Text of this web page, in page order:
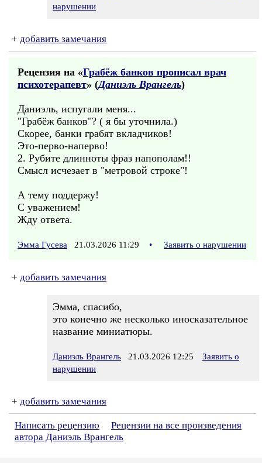
нарушении
+ добавить замечания
Рецензия на «Грабёж банков прописал врач
психотерапевт» (Даниэль Врангель)
Даниэль, испугали меня...
"Грабёж банков"? ( я бы уточнила.)
Скорее, банки грабят вкладчиков!
Это-перво-наперво!
2. Рубите длинноты фраз напополам!!
Смысл исчезает в "метровой строке"!
А тему поддержу!
С уважением!
Жду ответа.
Эмма Гусева 21.03.2026 11:29 • Заявить о нарушении
+ добавить замечания
Эмма, спасибо,
это конечно же несколько иносказательное
название миниатюры.
Даниэль Врангель 21.03.2026 12:25
Заявить о
нарушении
+ добавить замечания
Написать рецензию
Рецензии на все произведения
автора Даниэль Врангель